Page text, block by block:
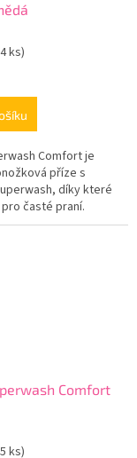
ks)
Comfort je
příze s
díky které
časté praní.
jsou příjemné
Comfort
ks)